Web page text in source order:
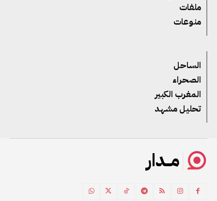
ملفات
منوعات
الساحل
الصحراء
المغرب الكبير
تحليل مشهد
مــدار